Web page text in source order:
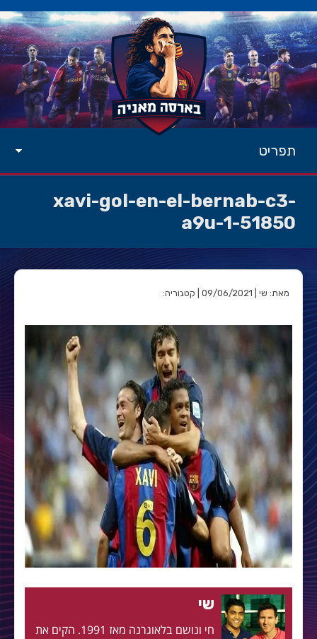
תפריט
xavi-gol-en-el-bernab-c3-
a9u-1-51850
מאת: שי | 09/06/2021 | קטגוריה:
שי
חי ונושם בלאוגרנה מאז 1991. הקים את